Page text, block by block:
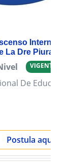
Interno De
La Dre Piura -
VIGENTE
De Educación
Postula aquí